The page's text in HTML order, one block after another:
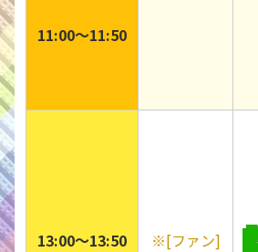
11:00〜11:50
13:00〜13:50 ※[ファン]